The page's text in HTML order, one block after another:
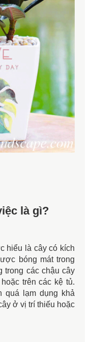
là gì?
hiểu là cây có kích
bóng mát trong
trong các chậu cây
trên các kệ tủ.
quá lạm dụng khả
ở vị trí thiếu hoặc